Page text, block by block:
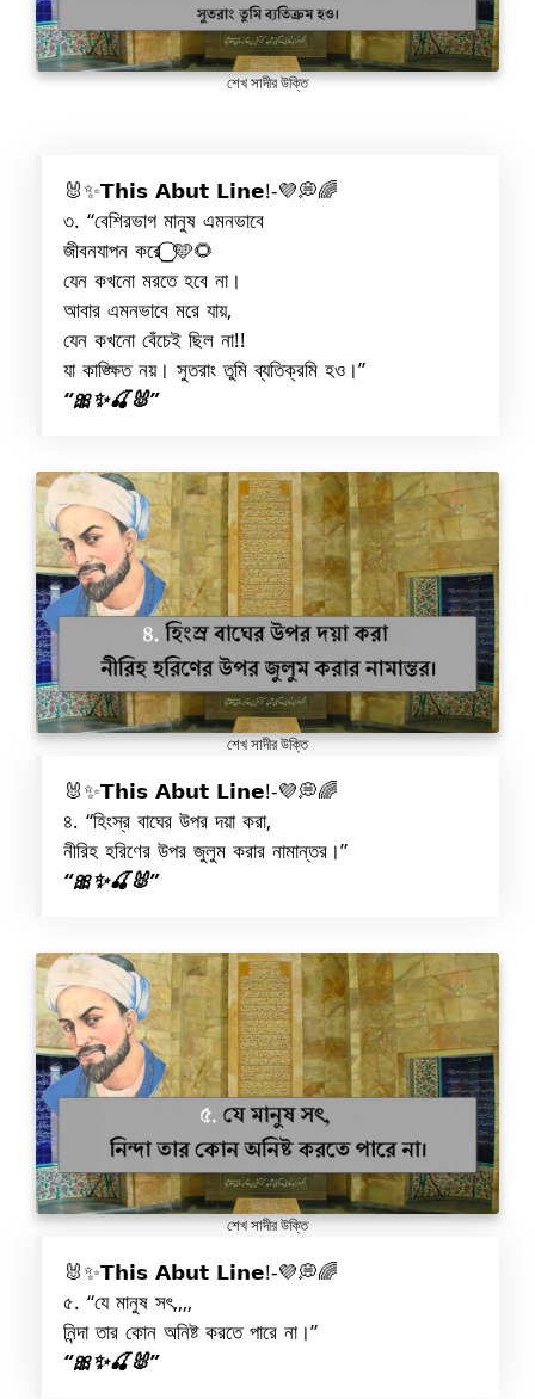
শেখ সাদীর উক্তি
🐰✨𝗧𝗵𝗶𝘀 𝗔𝗯𝘂𝘁 𝗟𝗶𝗻𝗲!-💜💭🌈
৩. “বেশিরভাগ মানুষ এমনভাবে
জীবনযাপন করে⎯⃝🩵🌻
যেন কখনো মরতে হবে না।
আবার এমনভাবে মরে যায়,
যেন কখনো বেঁচেই ছিল না!!
যা কাঙ্ক্ষিত নয়। সুতরাং তুমি ব্যতিক্রমি হও।”
“🎀✨🍒🐰”
শেখ সাদীর উক্তি
🐰✨𝗧𝗵𝗶𝘀 𝗔𝗯𝘂𝘁 𝗟𝗶𝗻𝗲!-💜💭🌈
৪. “হিংস্র বাঘের উপর দয়া করা,
নীরিহ হরিণের উপর জুলুম করার নামান্তর।”
“🎀✨🍒🐰”
শেখ সাদীর উক্তি
🐰✨𝗧𝗵𝗶𝘀 𝗔𝗯𝘂𝘁 𝗟𝗶𝗻𝗲!-💜💭🌈
৫. “যে মানুষ সৎ,,,,
নিন্দা তার কোন অনিষ্ট করতে পারে না।”
“🎀✨🍒🐰”